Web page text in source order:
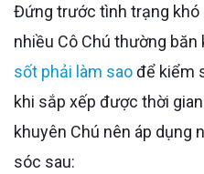
Đứng trước tình trạng khó chịu dai dẳng này, rất
nhiều Cô Chú thường băn
sốt phải làm saođể kiểm
khi sắp xếp được thời
khuyên Chú nên áp dụng
sóc sau: